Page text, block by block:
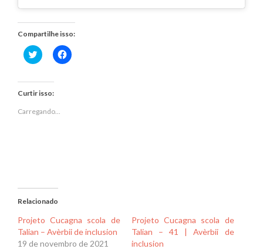
Compartilhe isso:
Clique
para
Twitter(abre
em
nova
Clique
para
Curtir isso:
Carregando...
Relacionado
Projeto Cucagna scola de
Talian – Avèrbii de inclusion
19 de novembro de 2021
Projeto Cucagna scola de
Talian – 41 | Avèrbii de
inclusion